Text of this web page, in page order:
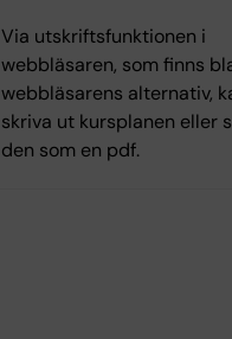
Via utskriftsfunktionen i
webbläsaren, som finns
webbläsarens alternativ,
skriva ut kursplanen eller
den som en pdf.